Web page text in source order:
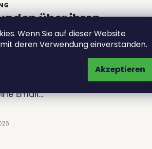
. Wenn Sie auf dieser Website
deren Verwendung einverstanden.
Akzeptieren
über ihren
beeindruckt. Ich habe
hochgeladen und bestellt.
Email…“